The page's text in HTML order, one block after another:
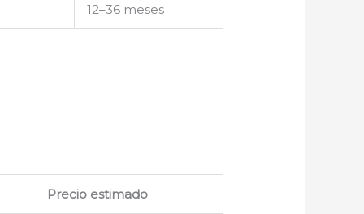
12–36 meses
Precio estimado